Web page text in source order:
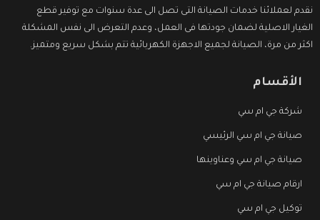
نقدم لعملائنا خدمات الصيانة التى تصل الى عدة سنوات مع توفير قطع
الغيار الاصلية لضمان جودتها فى العمل، وعدم التعرض الى نفس المشكلة
اكثر من مرة، الصيانة لجميع الاجهزة الكهربائية تتم بشكل سريع ومتميز.
الأقسام
شركة جي ام سي
صيانة جي ام سي الرئيسي
صيانة جي ام سي وعناوينها
ارقام صيانة جي ام سي
توكيل جي ام سي